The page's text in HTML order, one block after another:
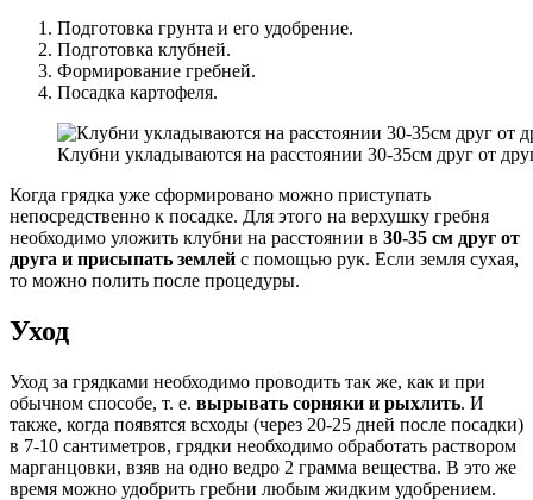
Подготовка грунта и его удобрение.
Подготовка клубней.
Формирование гребней.
Посадка картофеля.
Клубни укладываются на расстоянии 30-35см друг от
Когда грядка уже сформировано можно приступать
непосредственно к посадке. Для этого на верхушку гребня
необходимо уложить клубни на расстоянии в 30-35 см друг от
друга и присыпать землей с помощью рук. Если земля сухая,
то можно полить после процедуры.
Уход
Уход за грядками необходимо проводить так же, как и при
обычном способе, т. е. вырывать сорняки и рыхлить. И
также, когда появятся всходы (через 20-25 дней после посадки)
в 7-10 сантиметров, грядки необходимо обработать раствором
марганцовки, взяв на одно ведро 2 грамма вещества. В это же
время можно удобрить гребни любым жидким удобрением.